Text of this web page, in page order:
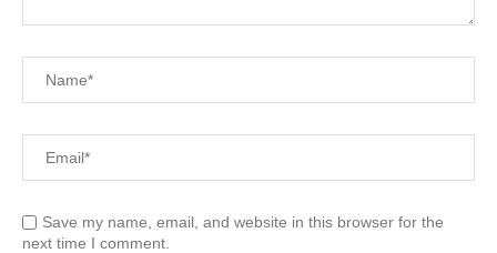
Save my name, email, and website in this browser for the
next time I comment.